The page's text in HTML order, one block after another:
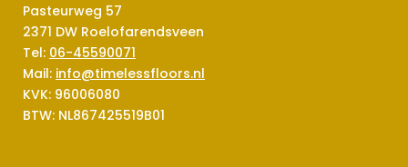
Pasteurweg 57
2371 DW Roelofarendsveen
Tel: 06-45590071
Mail: info@timelessfloors.nl
KVK: 96006080
BTW: NL867425519B01